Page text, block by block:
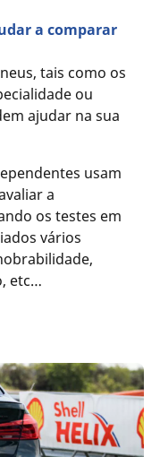
a comparar
tais como os
ou
ajudar na sua
usam
a
os testes em
vários
etc…